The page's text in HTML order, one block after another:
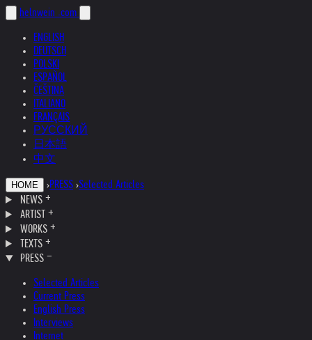
helnwein .com
ENGLISH
DEUTSCH
POLSKI
ESPAÑOL
ČEŠTINA
ITALIANO
FRANÇAIS
РУССКИЙ
日本語
中文
HOME ›PRESS ›Selected Articles
NEWS
ARTIST
WORKS
TEXTS
PRESS
Selected Articles
Current Press
English Press
Interviews
Internet